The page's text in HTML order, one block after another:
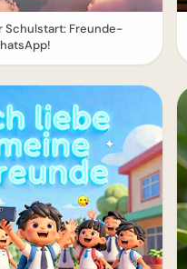
Schulstart: Freunde-